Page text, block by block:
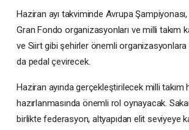
Haziran ayı takviminde Avrupa Şampiyonası,
Gran Fondo organizasyonları ve milli takım
ve Siirt gibi şehirler önemli organizasyonlara
da pedal çevirecek.
Haziran ayında gerçekleştirilecek milli takım
hazırlanmasında önemli rol oynayacak.
birlikte federasyon, altyapıdan elit seviyeye